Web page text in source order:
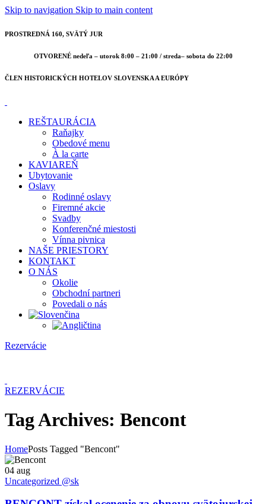
Skip to navigation Skip to main content
PROSTREDNÁ 160, SVÄTÝ JUR
OTVORENÉ nedeľa – utorok 8:00 – 21:00 / streda– sobota do 22:00
ČLEN HISTORICKÝCH HOTELOV SLOVENSKA A EURÓPY
REŠTAURÁCIA
Raňajky
Obedové menu
À la carte
KAVIAREŇ
Ubytovanie
Oslavy
Rodinné oslavy
Firemné akcie
Svadby
Konferenčné miestosti
Vínna pivnica
NAŠE PRIESTORY
KONTAKT
O NÁS
Okolie
Obchodní partneri
Povedali o nás
Rezervácie
REZERVÁCIE
Tag Archives: Bencont
HomePosts Tagged "Bencont"
04 aug
Uncategorized @sk